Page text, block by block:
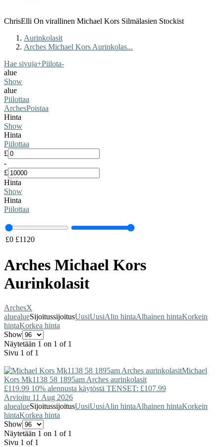
ChrisElli On virallinen Michael Kors Silmälasien Stockist
Aurinkolasit
Arches Michael Kors Aurinkolas...
Hae sivuja+Piilota-
alue
Show
alue
Piilottaa
ArchesPoistaa
Hinta
Show
Hinta
Piilottaa
£
-
£
Hinta
Show
Hinta
Piilottaa
£0 £1120
Arches Michael Kors
Aurinkolasit
ArchesX
aluealueSijoitussijoitusUusiUusiAlin hintaAlhainen hintaKorkein
hintaKorkea hinta
Show
Näytetään 1 on 1 of 1
Sivu 1 of 1
Michael
Kors Mk1138 58 1895am Arches aurinkolasit
£119.99 10% alennusta käytöstä TENSET: £107.99
Arvioitu 11 Aug 2026
aluealueSijoitussijoitusUusiUusiAlin hintaAlhainen hintaKorkein
hintaKorkea hinta
Show
Näytetään 1 on 1 of 1
Sivu 1 of 1